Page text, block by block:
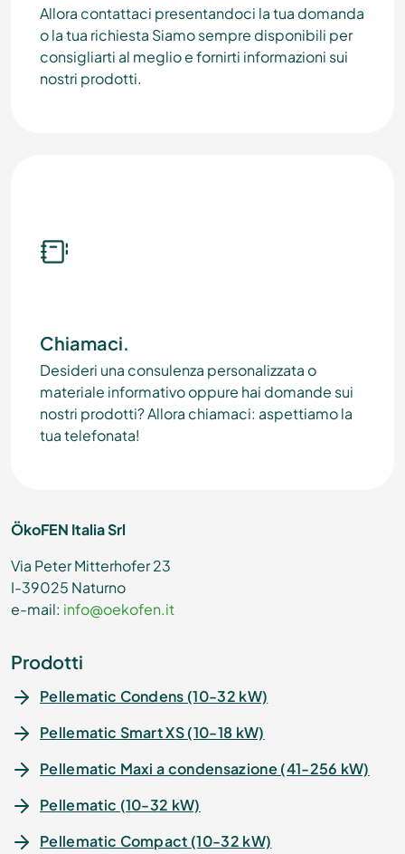
Allora contattaci presentandoci la tua domanda
o la tua richiesta Siamo sempre disponibili per
consigliarti al meglio e fornirti informazioni sui
nostri prodotti.
Chiamaci.
Desideri una consulenza personalizzata o
materiale informativo oppure hai domande sui
nostri prodotti? Allora chiamaci: aspettiamo la
tua telefonata!
ÖkoFEN Italia Srl
Via Peter Mitterhofer 23
I-39025 Naturno
e-mail: info@oekofen.it
Prodotti
Pellematic Condens (10-32 kW)
Pellematic Smart XS (10-18 kW)
Pellematic Maxi a condensazione (41-256 kW)
Pellematic (10-32 kW)
Pellematic Compact (10-32 kW)